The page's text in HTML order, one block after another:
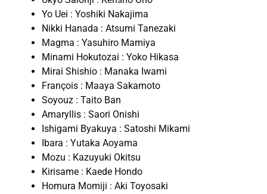
Yo Uei : Yoshiki Nakajima
Nikki Hanada : Atsumi Tanezaki
Magma : Yasuhiro Mamiya
Minami Hokutozai : Yoko Hikasa
Mirai Shishio : Manaka Iwami
François : Maaya Sakamoto
Soyouz : Taito Ban
Amaryllis : Saori Onishi
Ishigami Byakuya : Satoshi Mikami
Ibara : Yutaka Aoyama
Mozu : Kazuyuki Okitsu
Kirisame : Kaede Hondo
Homura Momiji : Aki Toyosaki